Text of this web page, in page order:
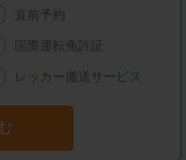
直前予約
国際運転免許証
レッカー搬送サービス